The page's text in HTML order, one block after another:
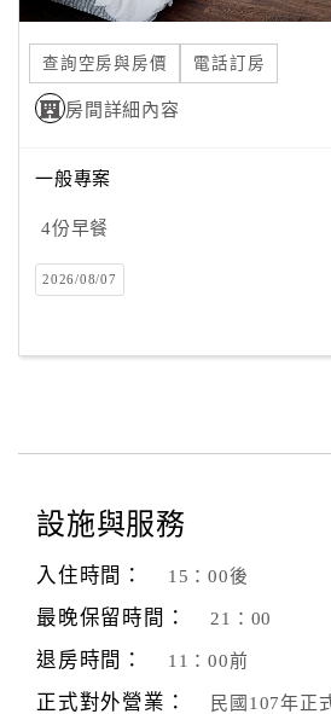
合
作
提
案
店
作
作
旅
伴
劃
查詢空房與房價 電話訂房
房間詳細內容
一般專案
4份早餐
2026/08/07
設施與服務
入住時間： 15：00後
最晚保留時間： 21：00
退房時間： 11：00前
正式對外營業：
民國107年正